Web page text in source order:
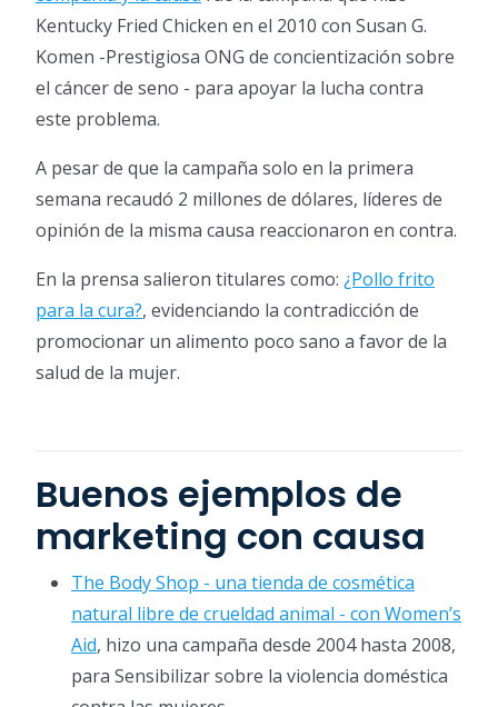
Kentucky Fried Chicken en el 2010 con Susan G.
Komen -Prestigiosa ONG de concientización sobre
el cáncer de seno - para apoyar la lucha contra
este problema.
A pesar de que la campaña solo en la primera
semana recaudó 2 millones de dólares, líderes de
opinión de la misma causa reaccionaron en contra.
En la prensa salieron titulares como: ¿Pollo frito
para la cura?, evidenciando la contradicción de
promocionar un alimento poco sano a favor de la
salud de la mujer.
Buenos ejemplos de
marketing con causa
The Body Shop - una tienda de cosmética
natural libre de crueldad animal - con Women’s
Aid, hizo una campaña desde 2004 hasta 2008,
para Sensibilizar sobre la violencia doméstica